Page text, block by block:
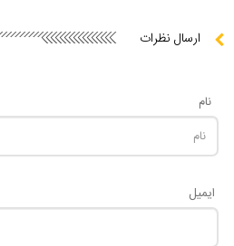
ارسال نظرات
نام
ایمیل